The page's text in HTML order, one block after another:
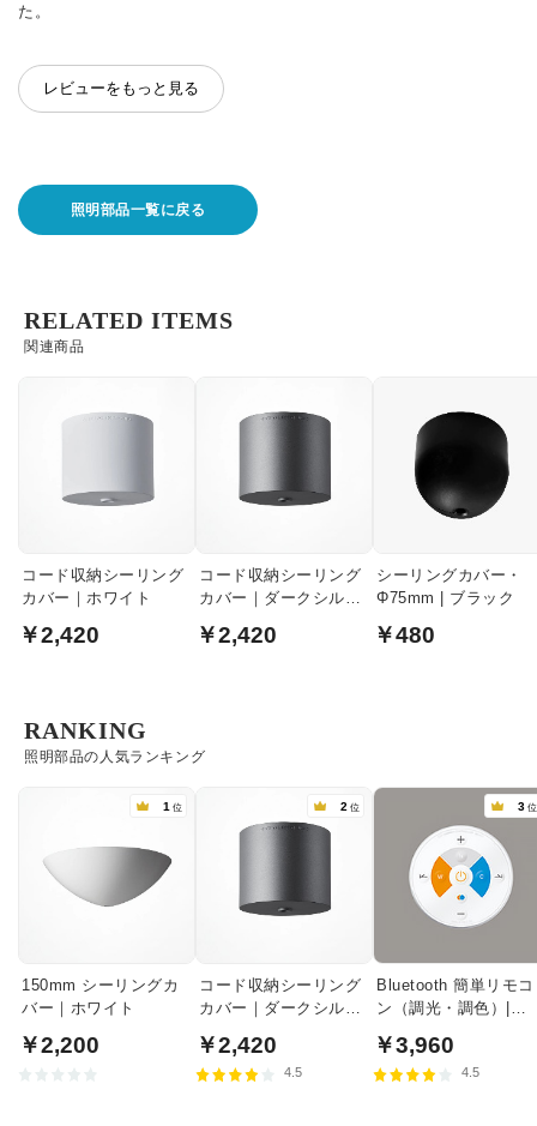
た。
レビューをもっと見る
照明部品一覧に戻る
関連商品
RELATED ITEMS
コード収納シーリング
カバー｜ホワイト
￥2,420
コード収納シーリング
カバー｜ダークシルバ
￥2,420
シーリングカバー・
Φ75mm | ブラック
￥480
照明部品の人気ランキング
RANKING
1 位
150mm シーリングカ
バー｜ホワイト
￥2,200
2 位
コード収納シーリング
カバー｜ダークシルバ
￥2,420
4.5
3 位
Bluetooth 簡単リモコ
ン（調光・調色）|
￥3,960
4.5